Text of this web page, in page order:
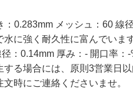
0.283mm メッシュ：60 線
に強く耐久性に富んでいま
：0.14mm 厚み：- 開口率
る場合には、原則3営業日
時にご連絡くださいませ。